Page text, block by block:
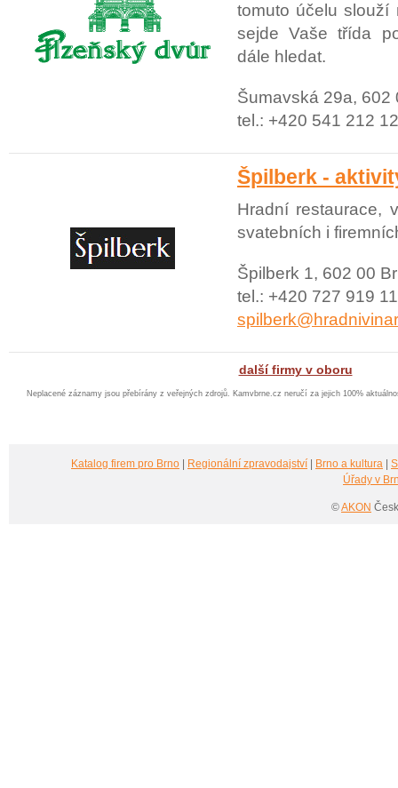
tomuto účelu slouží
sejde Vaše třída
dále hledat.
Šumavská 29a, 602
tel.: +420 541 212
Špilberk -
Hradní restaurace,
svatebních i
Špilberk 1, 602 00
tel.: +420 727 919
další firmy v oboru
Neplacené záznamy jsou přebírány z veřejných zdrojů. Kamvbrne.cz neručí za jejich 100%
Katalog firem pro Brno Regionální zpravodajství Brno a kultura
Úřady v
©AKON